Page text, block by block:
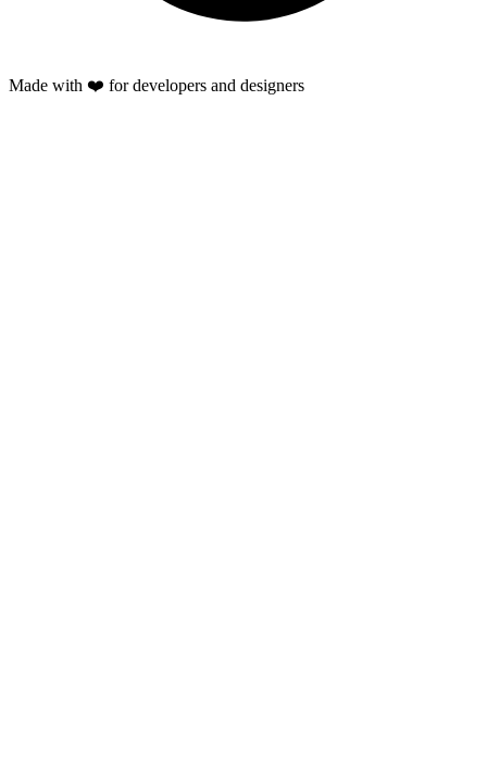
Made with ❤️ for developers and designers